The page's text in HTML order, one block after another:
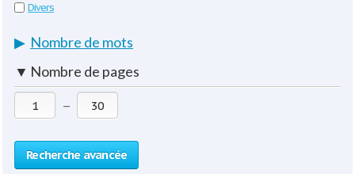
Divers
▶ Nombre de mots
▼ Nombre de pages
—
Recherche avancée